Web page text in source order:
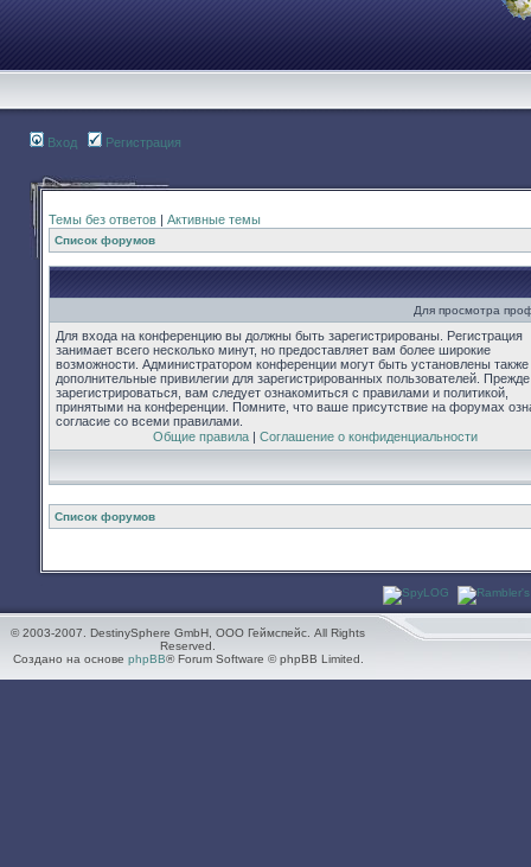
Вход Регистрация
Темы без ответов | Активные темы
Список форумов
Для просмотра
Для входа на конференцию вы должны быть зарегистрированы. Регистрация
занимает всего несколько минут, но предоставляет вам более широкие
возможности. Администратором конференции могут быть установлены также
дополнительные привилегии для зарегистрированных пользователей.
зарегистрироваться, вам следует ознакомиться с правилами и политикой,
принятыми на конференции. Помните, что ваше присутствие на форумах
согласие со всеми правилами.
Общие правила| Соглашение о конфиденциальности
Список форумов
© 2003-2007. DestinySphere GmbH, ООО Геймспейс. All Rights
Reserved.
Создано на основе phpBB® Forum Software © phpBB Limited.